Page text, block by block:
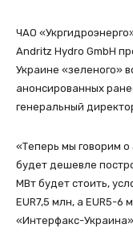
ЧАО
Andritz Hydro GmbH
Украине «зеленого»
анонсированных
генеральный
«Теперь мы говорим о
будет дешевле
МВт будет стоить,
EUR7,5 млн, а EUR5-6
«Интерфакс-